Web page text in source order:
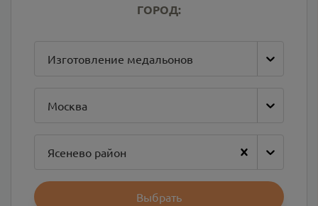
ГОРОД:
Изготовление медальонов
Москва
Ясенево район
Выбрать